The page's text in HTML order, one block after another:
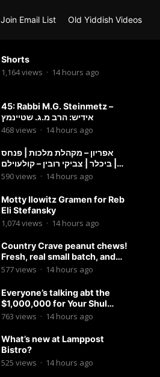
Join Email List Old Yiddish Videos
Shorts
1,164views · 14 hours ago
45: Rabbi M.G. Steinmetz –
אידיש: הרב מ.ג. שטיינמץ
468views · 14 hours ago
אפריון – מקהלת מלכות | פנחס
ביכלר | צביקי רובין – קולעוילם |
Malchus Choir, Tzviki Rubin
590views · 14 hours ago
Motty Ilowitz Gramen for Reb
Eli Stefansky
1,074views · 14 hours ago
Country Crave peanut chews!
Fresh, real small batch, and
soft! – Status Island
577views · 14 hours ago
Everyone’s talking abt the
$1,000,000 for Your Shul
Tosfos Yom Tov “No Talking by
763 views · 14 hours ago
What’s new at Lamppost
Bistro?
525 views · 14 hours ago